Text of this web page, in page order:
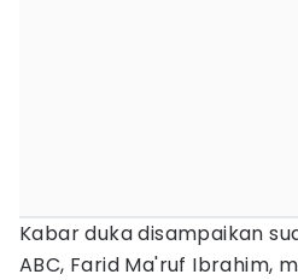
Kabar duka disampaikan
ABC, Farid Ma'ruf Ibrahim,